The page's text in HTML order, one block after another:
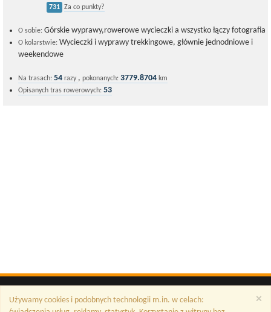
731 Za co punkty?
O sobie: Górskie wyprawy,rowerowe wycieczki a wszystko łączy fotografia
O kolarstwie: Wycieczki i wyprawy trekkingowe, głównie jednodniowe i
weekendowe
Na trasach: 54 razy , pokonanych: 3779.8704 km
Opisanych tras rowerowych: 53
×
Używamy cookies i podobnych technologii m.in. w celach: